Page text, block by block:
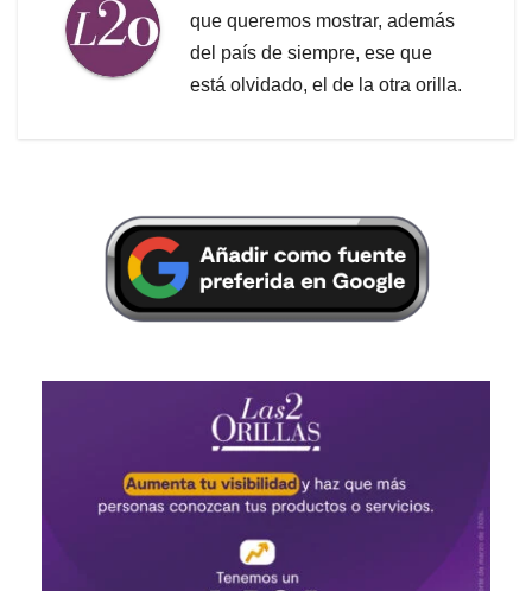
que queremos mostrar, además
del país de siempre, ese que
está olvidado, el de la otra orilla.